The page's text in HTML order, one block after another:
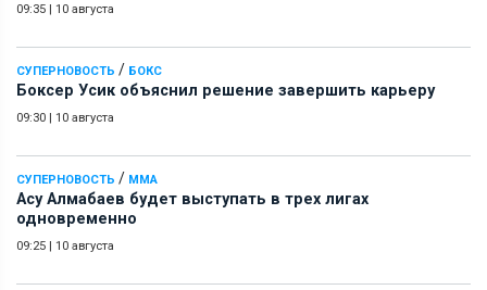
09:35 | 10 августа
СУПЕРНОВОСТЬ / БОКС
Боксер Усик объяснил решение завершить карьеру
09:30 | 10 августа
СУПЕРНОВОСТЬ / ММА
Асу Алмабаев будет выступать в трех лигах
одновременно
09:25 | 10 августа